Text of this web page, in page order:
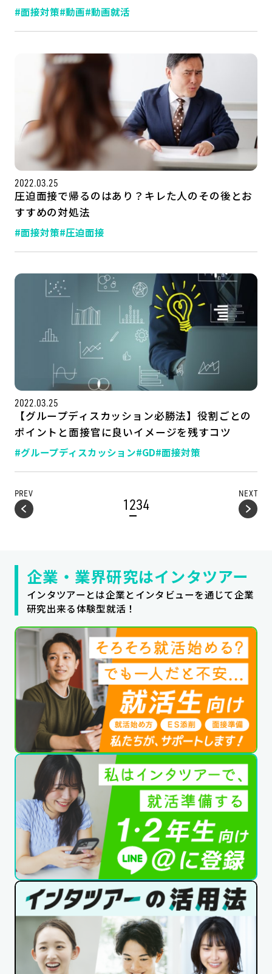
#面接対策#動画#動画就活
2022.03.25
圧迫面接で帰るのはあり？キレた人のその後とお
すすめの対処法
#面接対策#圧迫面接
2022.03.25
【グループディスカッション必勝法】役割ごとの
ポイントと面接官に良いイメージを残すコツ
#グループディスカッション#GD#面接対策
PREV
1234
NEXT
企業・業界研究はインタツアー
インタツアーとは企業とインタビューを通じて企業
研究出来る体験型就活！